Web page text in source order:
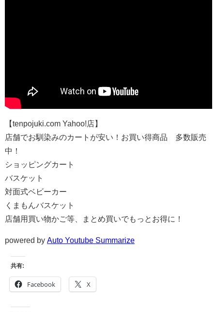
【tenpojuki.com Yahoo!店】
店舗でお馴染みのカートが安い！お買い得商品 多数販売
中！
ショッピングカート
バスケット
対面式ベビーカー
くまもんバスケット
店舗用買い物かご等、まとめ買いでもっとお得に！
powered by Auto Youtube Summarize
共有:
Facebook X